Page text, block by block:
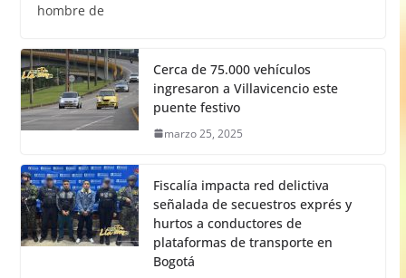
hombre de
Cerca de 75.000 vehículos
ingresaron a Villavicencio este
puente festivo
marzo 25, 2025
Fiscalía impacta red delictiva
señalada de secuestros exprés y
hurtos a conductores de
plataformas de transporte en
Bogotá